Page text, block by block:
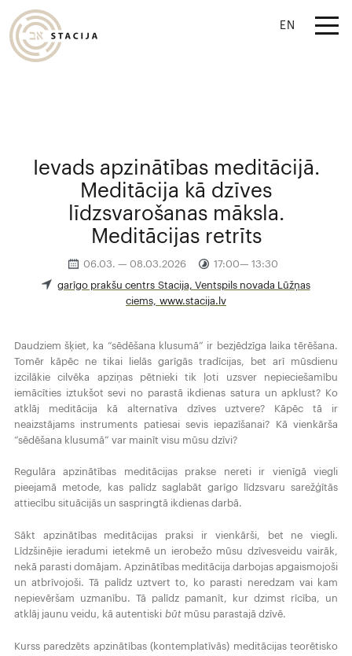
EN
Ievads apzinātības meditācijā.
Meditācija kā dzīves
līdzsvarošanas māksla.
Meditācijas retrīts
06.03. — 08.03.2026 17:00— 13:30
garīgo prakšu centrs Stacija, Ventspils novada Lūžņas
ciems, www.stacija.lv
Daudziem šķiet, ka “sēdēšana klusumā” ir bezjēdzīga laika tērēšana.
Tomēr kāpēc ne tikai lielās garīgās tradīcijas, bet arī mūsdienu
izcilākie cilvēka apziņas pētnieki tik ļoti uzsver nepieciešamību
iemācīties iztukšot sevi no parastā ikdienas satura un apklust? Ko
atklāj meditācija kā alternatīva dzīves uztvere? Kāpēc tā ir
neaizstājams instruments patiesai sevis iepazīšanai? Kā vienkārša
“sēdēšana klusumā” var mainīt visu mūsu dzīvi?
Regulāra apzinātības meditācijas prakse nereti ir vienīgā viegli
pieejamā metode, kas palīdz saglabāt garīgo līdzsvaru sarežģītās
attiecību situācijās un saspringtā ikdienas darbā.
Sākt apzinātības meditācijas praksi ir vienkārši, bet ne viegli.
Līdzšinējie ieradumi ietekmē un ierobežo mūsu dzīvesveidu vairāk,
nekā parasti domājam. Apzinātības meditācija darbojas apgaismojoši
un atbrīvojoši. Tā palīdz uztvert to, ko parasti neredzam vai kam
nepievēršam uzmanību. Tā palīdz pamanīt, kur dzimst rīcība, un
atklāj jaunu veidu, kā autentiski būt mūsu parastajā dzīvē.
Kurss paredzēts apzinātības (kontemplatīvās) meditācijas teorētisko